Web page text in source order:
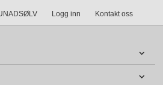
Logg inn Kontakt oss